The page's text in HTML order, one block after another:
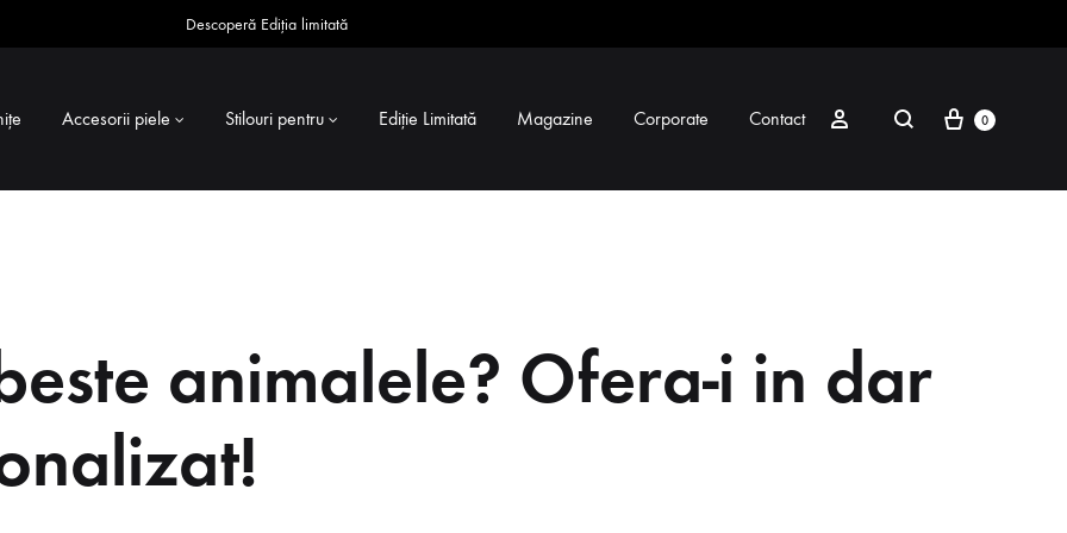
Descoperă Ediția limitată
Accesorii piele Stilouri pentru Ediție Limitată Magazine Corporate Contact Autentificare
caută Coș
0
animalele? Ofera-i in dar